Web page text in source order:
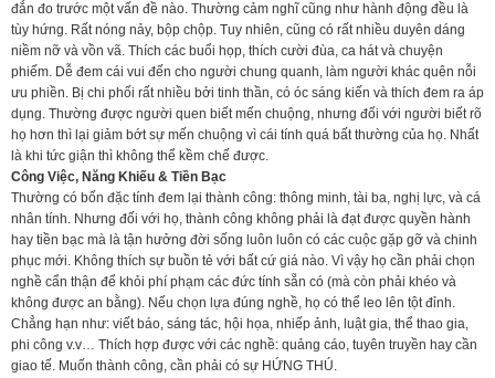
đắn đo trước một vấn đề nào. Thường cảm nghĩ cũng như hành động đều là
tùy hứng. Rất nóng nảy, bộp chộp. Tuy nhiên, cũng có rất nhiều duyên dáng
niềm nỡ và vồn vã. Thích các buổi họp, thích cười đùa, ca hát và chuyện
phiếm. Dễ đem cái vui đến cho người chung quanh, làm người khác quên nỗi
ưu phiền. Bị chi phối rất nhiều bởi tinh thần, có óc sáng kiến và thích đem ra áp
dụng. Thường được người quen biết mến chuộng, nhưng đối với người biết rõ
họ hơn thì lại giảm bớt sự mến chuộng vì cái tính quá bất thường của họ. Nhất
là khi tức giận thì không thể kềm chế được.
Công Việc, Năng Khiếu & Tiền Bạc
Thường có bốn đặc tính đem lại thành công: thông minh, tài ba, nghị lực, và cá
nhân tính. Nhưng đối với họ, thành công không phải là đạt được quyền hành
hay tiền bạc mà là tận hưởng đời sống luôn luôn có các cuộc gặp gỡ và chinh
phục mới. Không thích sự buồn tẻ với bất cứ giá nào. Vì vậy họ cần phải chọn
nghề cẩn thận để khỏi phí phạm các đức tính sẵn có (mà còn phải khéo và
không được an bằng). Nếu chọn lựa đúng nghề, họ có thể leo lên tột đỉnh.
Chẳng hạn như: viết báo, sáng tác, hội họa, nhiếp ảnh, luật gia, thể thao gia,
phi công v.v… Thích hợp được với các nghề: quảng cáo, tuyên truyền hay cần
giao tế. Muốn thành công, cần phải có sự HỨNG THÚ.